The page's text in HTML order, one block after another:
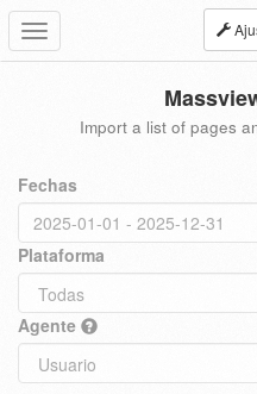
Toggle
navigation
Import a list of pages
Fechas
Plataforma
Agente